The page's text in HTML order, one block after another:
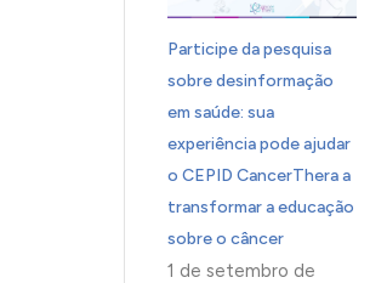
Participe da pesquisa
sobre desinformação
em saúde: sua
experiência pode ajudar
o CEPID CancerThera a
transformar a educação
sobre o câncer
1 de setembro de